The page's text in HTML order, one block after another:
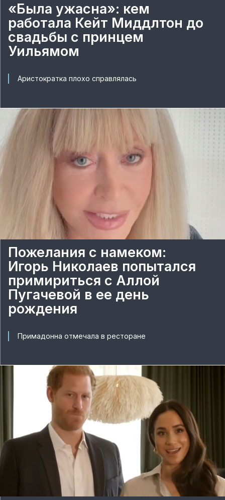
«Была ужасна»: кем
работала Кейт Миддлтон до
свадьбы с принцем
Уильямом
Аристократка плохо справлялась
Пожелания с намеком:
Игорь Николаев попытался
примириться с Аллой
Пугачевой в ее день
рождения
Примадонна отмечала в ресторане